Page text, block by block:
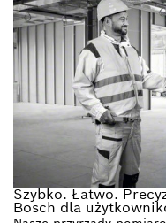
Szybko. Łatwo.
Bosch dla